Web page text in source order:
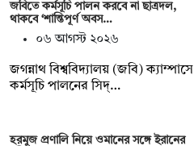
জবিতে কর্মসূচি পালন করবে না ছাত্রদল,
থাকবে ‘শান্তিপূর্ণ অবস…
০৬ আগস্ট ২০২৬
জগন্নাথ বিশ্ববিদ্যালয় (জবি) ক্যাম্পাসে
কর্মসূচি পালনের সিদ্…
হরমুজ প্রণালি নিয়ে ওমানের সঙ্গে ইরানের